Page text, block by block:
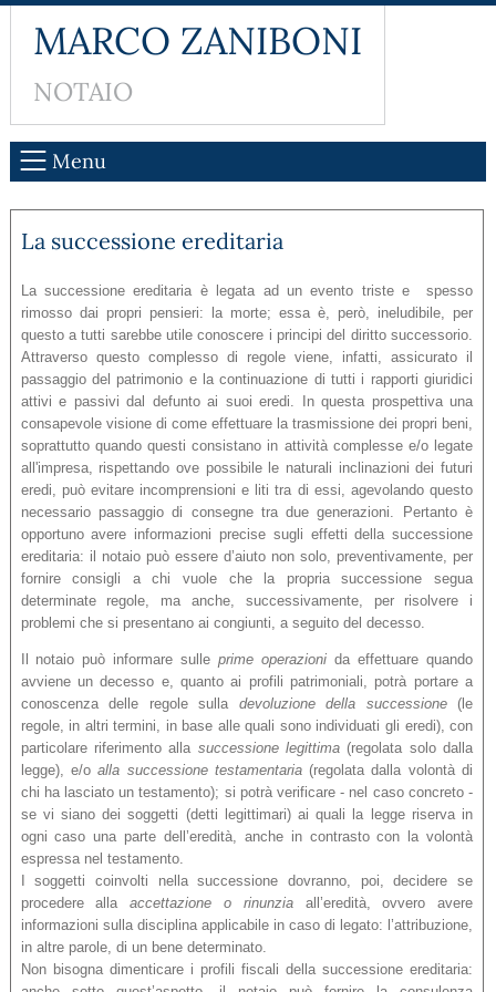
MARCO ZANIBONI
NOTAIO
Menu
La successione ereditaria
La successione ereditaria è legata ad un evento triste e spesso
rimosso dai propri pensieri: la morte; essa è, però, ineludibile, per
questo a tutti sarebbe utile conoscere i principi del diritto successorio.
Attraverso questo complesso di regole viene, infatti, assicurato il
passaggio del patrimonio e la continuazione di tutti i rapporti giuridici
attivi e passivi dal defunto ai suoi eredi. In questa prospettiva una
consapevole visione di come effettuare la trasmissione dei propri beni,
soprattutto quando questi consistano in attività complesse e/o legate
all'impresa, rispettando ove possibile le naturali inclinazioni dei futuri
eredi, può evitare incomprensioni e liti tra di essi, agevolando questo
necessario passaggio di consegne tra due generazioni. Pertanto è
opportuno avere informazioni precise sugli effetti della successione
ereditaria: il notaio può essere d’aiuto non solo, preventivamente, per
fornire consigli a chi vuole che la propria successione segua
determinate regole, ma anche, successivamente, per risolvere i
problemi che si presentano ai congiunti, a seguito del decesso.
Il notaio può informare sulle prime operazioni da effettuare quando
avviene un decesso e, quanto ai profili patrimoniali, potrà portare a
conoscenza delle regole sulla devoluzione della successione(le
regole, in altri termini, in base alle quali sono individuati gli eredi), con
particolare riferimento alla successione legittima (regolata solo dalla
legge), e/oalla successione testamentaria(regolata dalla volontà di
chi ha lasciato un testamento); si potrà verificare - nel caso concreto -
se vi siano dei soggetti (detti legittimari) ai quali la legge riserva in
ogni caso una parte dell’eredità, anche in contrasto con la volontà
espressa nel testamento.
I soggetti coinvolti nella successione dovranno, poi, decidere se
procedere allaaccettazione o rinunziaall’eredità, ovvero avere
informazioni sulla disciplina applicabile in caso di legato: l’attribuzione,
in altre parole, di un bene determinato.
Non bisogna dimenticare i profili fiscali della successione ereditaria: